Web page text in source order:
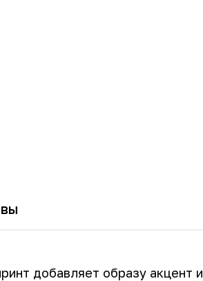
добавляет образу акцент и